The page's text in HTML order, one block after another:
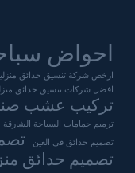
احواض
ارخص شركة تنسيق حدائق
افضل شركات تنسيق حدائق
تركيب عشب
ترميم حمامات السباحة الشارقة
تصميم حدائق في العين
تصميم حدائق